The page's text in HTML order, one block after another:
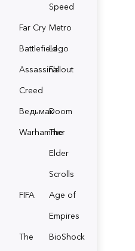
Speed
Far Cry Metro
BattlefieldLego
Assassin's
Creed
Fallout
ВедьмакDoom
Warhammer
The
Elder
Scrolls
FIFA
Age of
Empires
The
BioShock